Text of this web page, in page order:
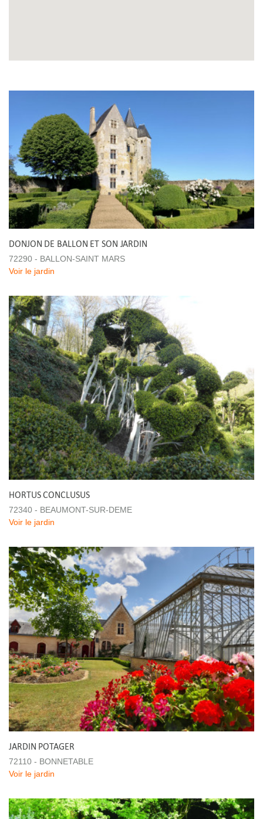
DONJON DE BALLON ET SON JARDIN
72290 - BALLON-SAINT MARS
Voir le jardin
HORTUS CONCLUSUS
72340 - BEAUMONT-SUR-DEME
Voir le jardin
JARDIN POTAGER
72110 - BONNETABLE
Voir le jardin